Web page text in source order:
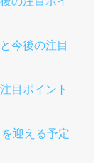
今後の注目
目ポイント
迎える予定